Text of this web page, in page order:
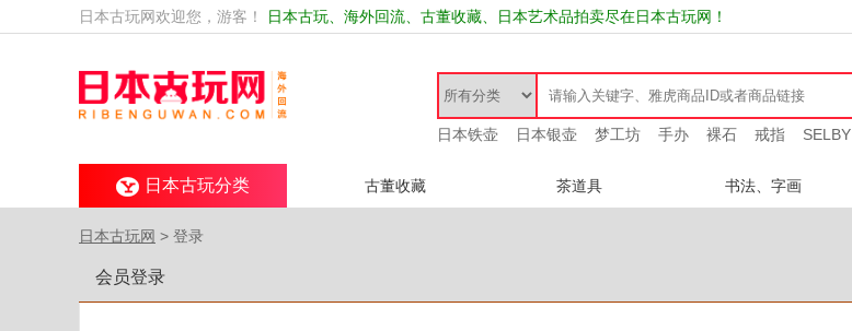
日本古玩网欢迎您，游客！ 日本古玩、海外回流、古董收藏、日本艺术品拍卖尽在日本古玩网！
日本铁壶 日本银壶 梦工坊 手办 裸石 戒指 SELBY
日本古玩分类 古董收藏 茶道具 书法、字画
日本古玩网 > 登录
会员登录